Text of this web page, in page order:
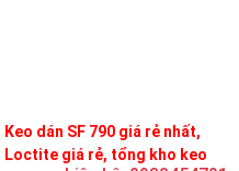
Keo dán SF 790 giá rẻ nhất,
Loctite giá rẻ, tổng kho keo